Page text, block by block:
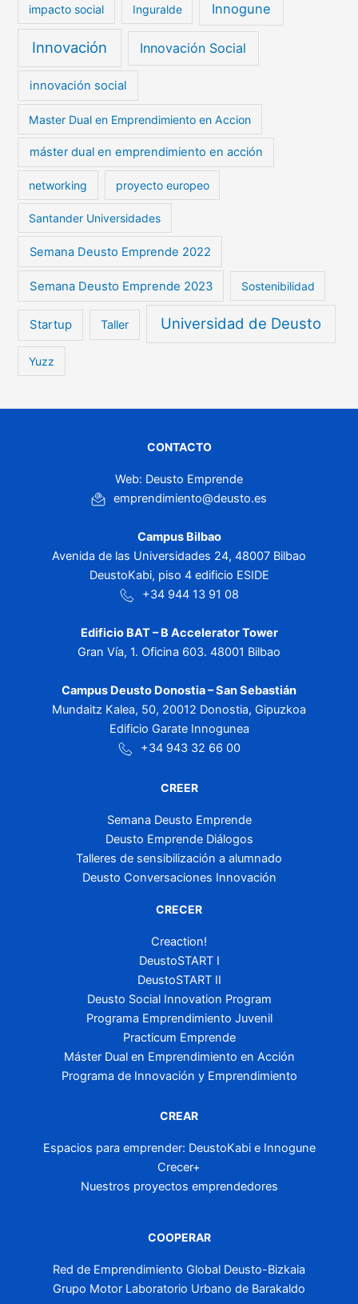
impacto social Inguralde Innogune
Innovación Innovación Social
innovación social
Master Dual en Emprendimiento en Accion
máster dual en emprendimiento en acción
networking proyecto europeo
Santander Universidades
Semana Deusto Emprende 2022
Semana Deusto Emprende 2023 Sostenibilidad
Startup Taller Universidad de Deusto
Yuzz
CONTACTO
Web: Deusto Emprende
emprendimiento@deusto.es
Campus Bilbao
Avenida de las Universidades 24, 48007 Bilbao
DeustoKabi, piso 4 edificio ESIDE
+34 944 13 91 08
Edificio BAT – B Accelerator Tower
Gran Vía, 1. Oficina 603. 48001 Bilbao
Campus Deusto Donostia – San Sebastián
Mundaitz Kalea, 50, 20012 Donostia, Gipuzkoa
Edificio Garate Innogunea
+34 943 32 66 00
CREER
Semana Deusto Emprende
Deusto Emprende Diálogos
Talleres de sensibilización a alumnado
Deusto Conversaciones Innovación
CRECER
Creaction!
DeustoSTART I
DeustoSTART II
Deusto Social Innovation Program
Programa Emprendimiento Juvenil
Practicum Emprende
Máster Dual en Emprendimiento en Acción
Programa de Innovación y Emprendimiento
CREAR
Espacios para emprender: DeustoKabi e Innogune
Crecer+
Nuestros proyectos emprendedores
COOPERAR
Red de Emprendimiento Global Deusto-Bizkaia
Grupo Motor Laboratorio Urbano de Barakaldo